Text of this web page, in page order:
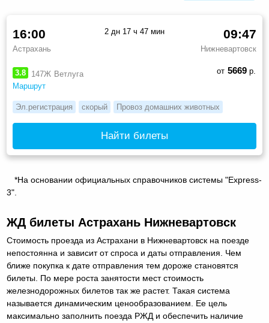
3.8 147Ж Ветлуга
Маршрут
16:00
Астрахань
09:47
Нижневартовск
2 дн 17 ч 47 мин
от 5669р.
Эл.регистрация скорый Провоз домашних животных
Найти билеты
*На основании официальных справочников системы "Express-
3".
ЖД билеты Астрахань Нижневартовск
Стоимость проезда из Астрахани в Нижневартовск на поезде
непостоянна и зависит от спроса и даты отправления. Чем
ближе покупка к дате отправления тем дороже становятся
билеты. По мере роста занятости мест стоимость
железнодорожных билетов так же растет. Такая система
называется динамическим ценообразованием. Ее цель
максимально заполнить поезда РЖД и обеспечить наличие